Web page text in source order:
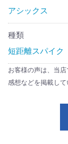
アシックス
種類
短距離スパイク
お客様の声は、当
感想などを掲載して